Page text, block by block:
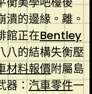
潰的邊緣。離。
館正在Bentley
八的結構失衡壓
材料報價附屬島
器：汽車零件一